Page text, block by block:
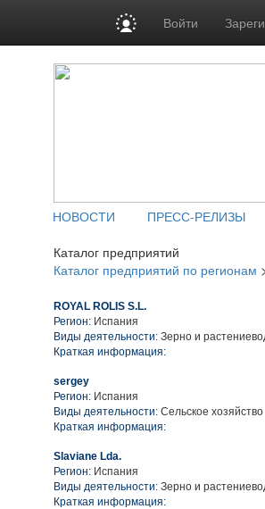
Войти
НОВОСТИ ПРЕСС-РЕЛИЗЫ
Каталог предприятий
Каталог предприятий по регионам
ROYAL ROLIS S.L.
Регион: Испания
Виды деятельности: Зерно и
Краткая информация:
sergey
Регион: Испания
Виды деятельности: Сельское хозяйство
Краткая информация:
Slaviane Lda.
Регион: Испания
Виды деятельности: Зерно и
Краткая информация: